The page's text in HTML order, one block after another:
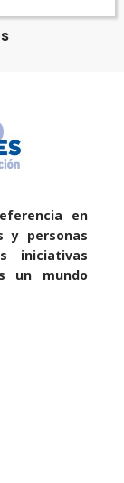
en
y personas
iniciativas
un mundo